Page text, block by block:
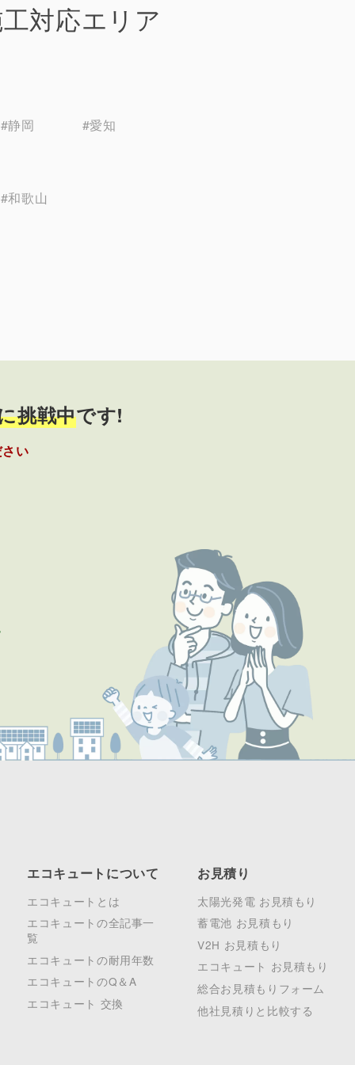
対応エリア
#静岡 #愛知
#和歌山
挑戦中です!
い
エコキュートについて
エコキュートとは
エコキュートの全記事一
覧
エコキュートの耐用年数
エコキュートのQ＆A
エコキュート 交換
お見積り
太陽光発電 お見積もり
蓄電池 お見積もり
V2H お見積もり
エコキュート お見積もり
総合お見積もりフォーム
他社見積りと比較する